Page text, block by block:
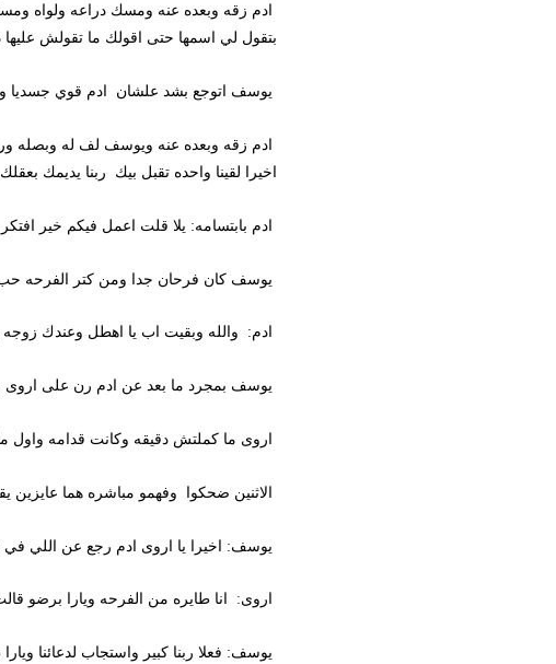
ادم زقه وبعده عنه ومسك دراعه ولواه
بتقول لي اسمها حتى اقولك ما تقولش عليها
يوسف اتوجع بشد علشان ادم قوي جسديا واقوى
ادم زقه وبعده عنه ويوسف لف له وبصله ورجع
اخيرا لقينا واحده تقبل بيك ربنا يديمك بعقلك يا
ادم بابتسامه: يلا قلت اعمل فيكم خير افتكر
يوسف كان فرحان جدا ومن كتر الفرحه حب
ادم: والله وبقيت اب يا اهطل وعندك زوجه
يوسف بمجرد ما بعد عن ادم رن على اروى وقالها
اروى ما كملتش دقيقه وكانت قدامه واول ما
الاثنين ضحكوا وفهمو مباشره هما عايزين
يوسف: اخيرا يا اروى ادم رجع عن اللي في
اروى: انا طايره من الفرحه ويارا برضو قالت
يوسف: فعلا ربنا كبير واستجاب لدعائنا ويارا